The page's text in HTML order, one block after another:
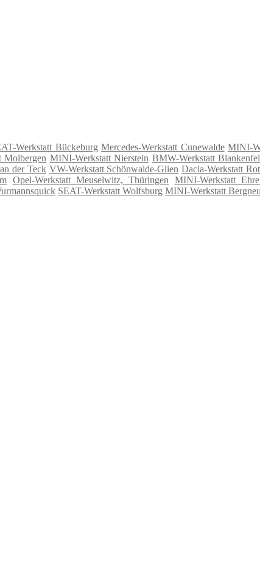
Werkstatt Bückeburg Mercedes-Werkstatt Cunewalde MINI-
Molbergen MINI-Werkstatt Nierstein BMW-Werkstatt
der Teck VW-Werkstatt Schönwalde-Glien Dacia-Werkstatt
Opel-Werkstatt Meuselwitz, Thüringen MINI-Werkstatt
SEAT-Werkstatt Wolfsburg MINI-Werkstatt